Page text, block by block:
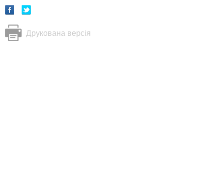
Друкована версія